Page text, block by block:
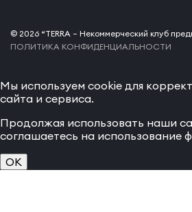
© 2026 “TERRA – Некоммерческий клуб
ПОЛИТИКА КОНФИДЕНЦИАЛЬНОСТИ
Мы используем cookie для
сайта и сервиса.
Продолжая использовать наши
соглашаетесь на использование
OK